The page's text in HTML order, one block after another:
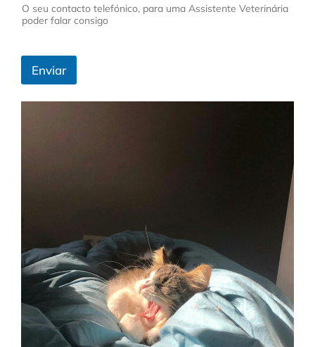
O seu contacto telefónico, para uma Assistente Veterinária
poder falar consigo
Enviar